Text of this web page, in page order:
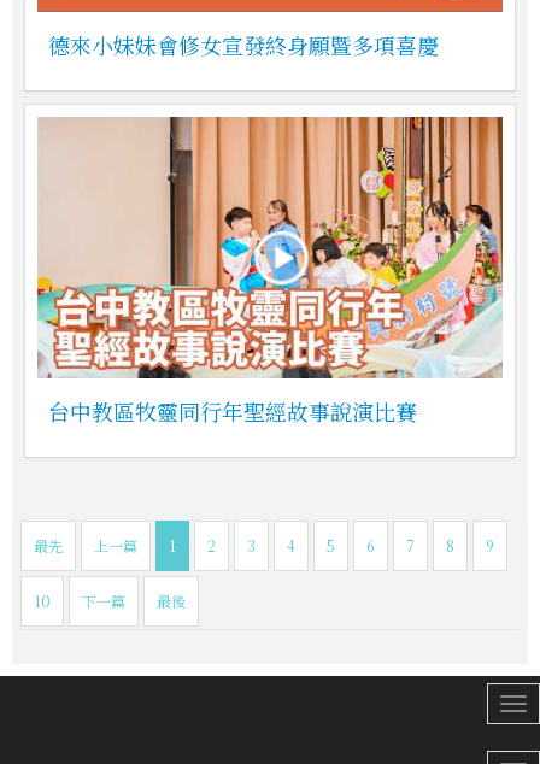
德來小妹妹會修女宣發終身願暨多項喜慶
台中教區牧靈同行年聖經故事說演比賽
最先 上一篇 1 2 3 4 5 6 7 8 9
10 下一篇 最後